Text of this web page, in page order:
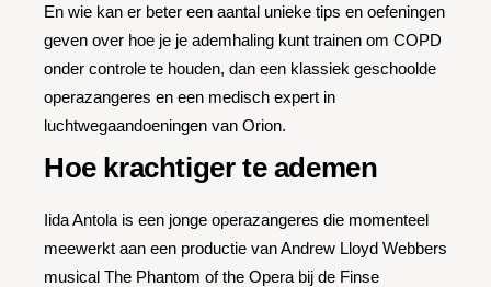
En wie kan er beter een aantal unieke tips en oefeningen
geven over hoe je je ademhaling kunt trainen om COPD
onder controle te houden, dan een klassiek geschoolde
operazangeres en een medisch expert in
luchtwegaandoeningen van Orion.
Hoe krachtiger te ademen
Iida Antola is een jonge operazangeres die momenteel
meewerkt aan een productie van Andrew Lloyd Webbers
musical The Phantom of the Opera bij de Finse